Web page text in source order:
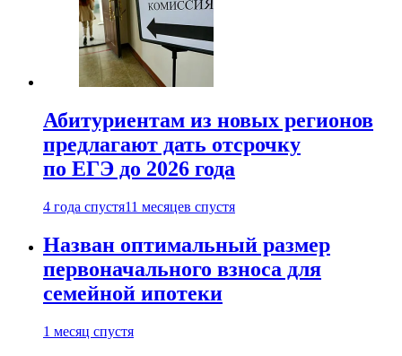
Абитуриентам из новых регионов
предлагают дать отсрочку
по ЕГЭ до 2026 года
4 года спустя11 месяцев спустя
Назван оптимальный размер
первоначального взноса для
семейной ипотеки
1 месяц спустя